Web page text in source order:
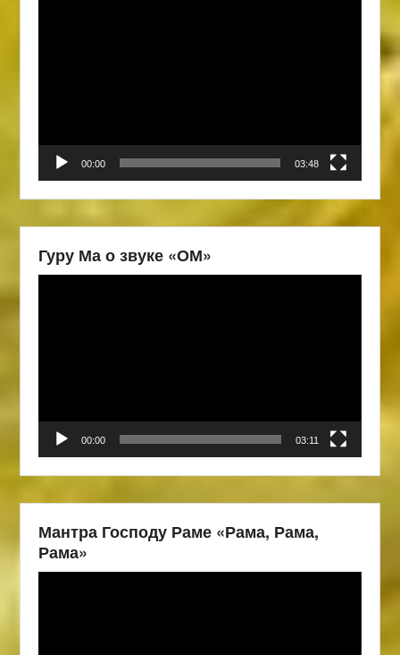
00:00 03:48
Гуру Ма о звуке «ОМ»
00:00 03:11
Мантра Господу Раме «Рама, Рама,
Рама»